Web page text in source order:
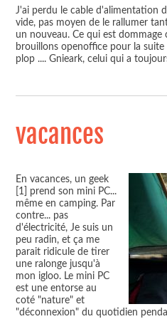
J'ai perdu le cable d'alimentation
vide, pas moyen de le rallumer
un nouveau. Ce qui est
brouillons openoffice pour la
plop .... Gnieark, celui qui a
vacances
En vacances, un geek
[1] prend son mini PC...
même en camping. Par
contre... pas
d'électricité, Je suis un
peu radin, et ça me
parait ridicule de tirer
une ralonge jusqu'à
mon igloo. Le mini PC
est une entorse au
coté "nature" et
"déconnexion" du quotidien